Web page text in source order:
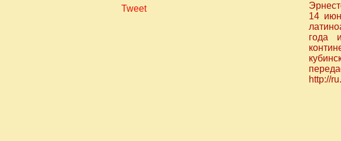
Tweet
14
года
http://